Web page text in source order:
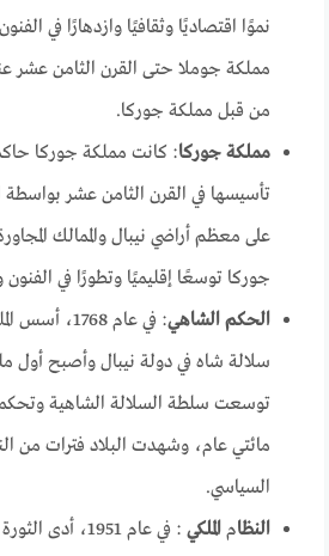
نموًا اقتصاديًا وثقافيًا وازدهارًا في
مملكة جوملا حتى القرن الثامن عشر
من قبل مملكة جوركا.
مملكة جوركا: كانت مملكة جوركا
تأسيسها في القرن الثامن عشر بواسطة
على معظم أراضي نيبال والممالك
جوركا توسعًا إقليميًا وتطورًا في الفنون
الحكم الشاهي
: في عام
سلالة شاه في دولة نيبال وأصبح أول
توسعت سلطة السلالة الشاهية
مائتي عام، وشهدت البلاد فترات من
السياسي.
النظام الملكي
: في عام 1951،